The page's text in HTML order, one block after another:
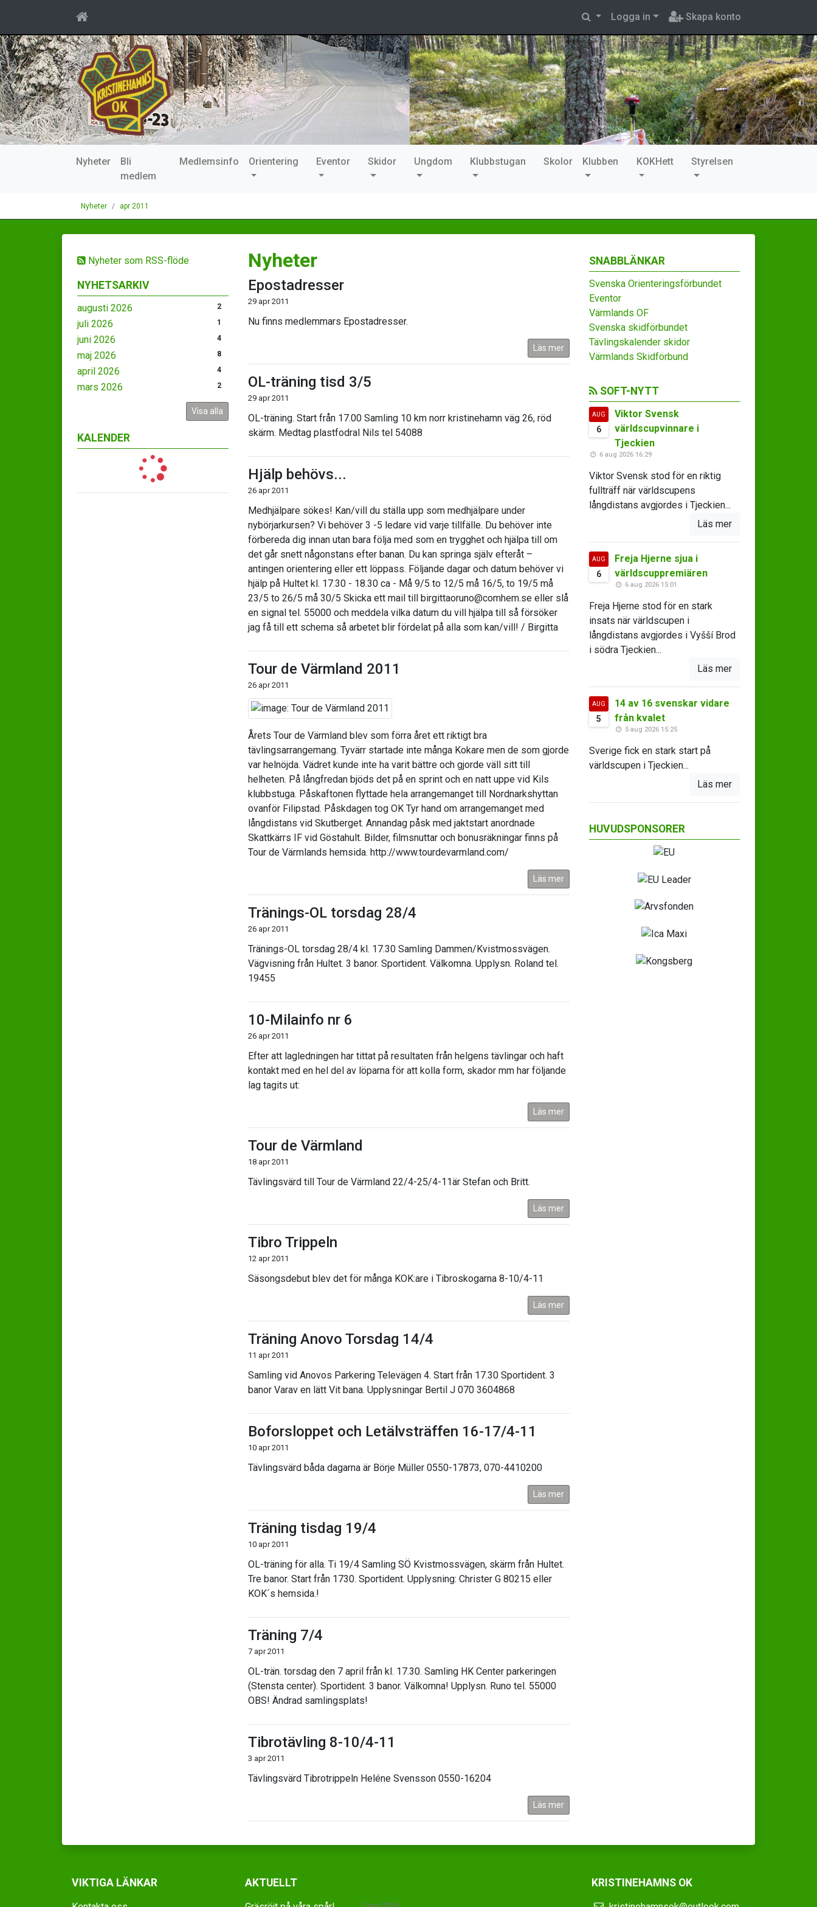
Logga in Skapa konto
Nyheter
Bli
medlem
Medlemsinfo Orientering Eventor Skidor Ungdom Klubbstugan Skolor Klubben KOKHett Styrelsen
Nyheter apr 2011
Nyheter som RSS-flöde
NYHETSARKIV
augusti 2026 2
juli 2026 1
juni 2026 4
maj 2026 8
april 2026 4
mars 2026 2
Visa alla
KALENDER
Nyheter
Epostadresser
29 apr 2011
Nu finns medlemmars Epostadresser.
Läs mer
OL-träning tisd 3/5
29 apr 2011
OL-träning. Start från 17.00 Samling 10 km norr kristinehamn väg 26, röd
skärm. Medtag plastfodral Nils tel 54088
Hjälp behövs...
26 apr 2011
Medhjälpare sökes! Kan/vill du ställa upp som medhjälpare under
nybörjarkursen? Vi behöver 3 -5 ledare vid varje tillfälle. Du behöver inte
förbereda dig innan utan bara följa med som en trygghet och hjälpa till om
det går snett någonstans efter banan. Du kan springa själv efteråt –
antingen orientering eller ett löppass. Följande dagar och datum behöver vi
hjälp på Hultet kl. 17.30 - 18.30 ca - Må 9/5 to 12/5 må 16/5, to 19/5 må
23/5 to 26/5 må 30/5 Skicka ett mail till birgittaoruno@comhem.se eller slå
en signal tel. 55000 och meddela vilka datum du vill hjälpa till så försöker
jag få till ett schema så arbetet blir fördelat på alla som kan/vill! / Birgitta
Tour de Värmland 2011
26 apr 2011
Årets Tour de Värmland blev som förra året ett riktigt bra
tävlingsarrangemang. Tyvärr startade inte många Kokare men de som gjorde
var helnöjda. Vädret kunde inte ha varit bättre och gjorde väll sitt till
helheten. På långfredan bjöds det på en sprint och en natt uppe vid Kils
klubbstuga. Påskaftonen flyttade hela arrangemanget till Nordnarkshyttan
ovanför Filipstad. Påskdagen tog OK Tyr hand om arrangemanget med
långdistans vid Skutberget. Annandag påsk med jaktstart anordnade
Skattkärrs IF vid Göstahult. Bilder, filmsnuttar och bonusräkningar finns på
Tour de Värmlands hemsida. http://www.tourdevarmland.com/
Läs mer
Tränings-OL torsdag 28/4
26 apr 2011
Tränings-OL torsdag 28/4 kl. 17.30 Samling Dammen/Kvistmossvägen.
Vägvisning från Hultet. 3 banor. Sportident. Välkomna. Upplysn. Roland tel.
19455
10-Milainfo nr 6
26 apr 2011
Efter att lagledningen har tittat på resultaten från helgens tävlingar och haft
kontakt med en hel del av löparna för att kolla form, skador mm har följande
lag tagits ut:
Läs mer
Tour de Värmland
18 apr 2011
Tävlingsvärd till Tour de Värmland 22/4-25/4-11är Stefan och Britt.
Läs mer
Tibro Trippeln
12 apr 2011
Säsongsdebut blev det för många KOK:are i Tibroskogarna 8-10/4-11
Läs mer
Träning Anovo Torsdag 14/4
11 apr 2011
Samling vid Anovos Parkering Televägen 4. Start från 17.30 Sportident. 3
banor Varav en lätt Vit bana. Upplysningar Bertil J 070 3604868
Boforsloppet och Letälvsträffen 16-17/4-11
10 apr 2011
Tävlingsvärd båda dagarna är Börje Müller 0550-17873, 070-4410200
Läs mer
Träning tisdag 19/4
10 apr 2011
OL-träning för alla. Ti 19/4 Samling SÖ Kvistmossvägen, skärm från Hultet.
Tre banor. Start från 1730. Sportident. Upplysning: Christer G 80215 eller
KOK´s hemsida.!
Träning 7/4
7 apr 2011
OL-trän. torsdag den 7 april från kl. 17.30. Samling HK Center parkeringen
(Stensta center). Sportident. 3 banor. Välkomna! Upplysn. Runo tel. 55000
OBS! Ändrad samlingsplats!
Tibrotävling 8-10/4-11
3 apr 2011
Tävlingsvärd Tibrotrippeln Heléne Svensson 0550-16204
Läs mer
SNABBLÄNKAR
Svenska Orienteringsförbundet
Eventor
Värmlands OF
Svenska skidförbundet
Tävlingskalender skidor
Värmlands Skidförbund
SOFT-NYTT
AUG
6
Viktor Svensk
världscupvinnare i
Tjeckien
6 aug 2026 16:29
Viktor Svensk stod för en riktig
fullträff när världscupens
långdistans avgjordes i Tjeckien...
Läs mer
AUG
6
Freja Hjerne sjua i
världscuppremiären
6 aug 2026 15:01
Freja Hjerne stod för en stark
insats när världscupen i
långdistans avgjordes i Vyšší Brod
i södra Tjeckien...
Läs mer
AUG
5
14 av 16 svenskar vidare
från kvalet
5 aug 2026 15:25
Sverige fick en stark start på
världscupen i Tjeckien...
Läs mer
HUVUDSPONSORER
VIKTIGA LÄNKAR AKTUELLT KRISTINEHAMNS OK